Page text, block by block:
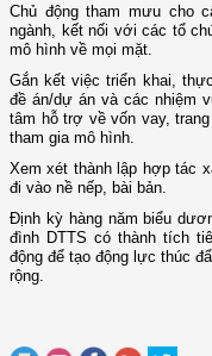
Chủ động tham mưu cho
ngành, kết nối với các tổ
mô hình về mọi mặt.
Gắn kết việc triển khai,
đề án/dự án và các nhiệm
tâm hỗ trợ về vốn vay,
tham gia mô hình.
Xem xét thành lập hợp tác
đi vào nề nếp, bài bản.
Định kỳ hàng năm biểu
đình DTTS có thành tích
động để tạo động lực thúc
rộng.